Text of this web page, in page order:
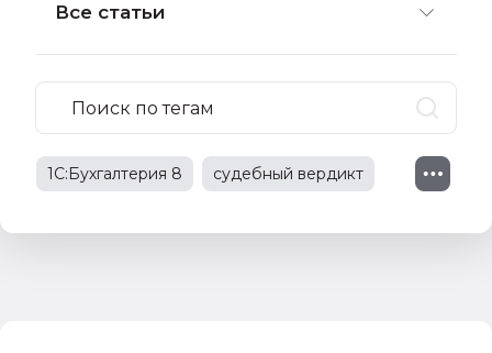
Все статьи
1С:Бухгалтерия 8 судебный вердикт